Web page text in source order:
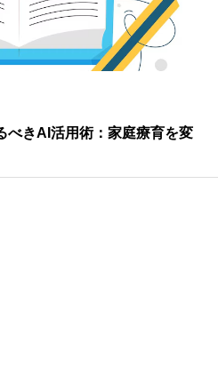
べきAI活用術：家庭療育を変